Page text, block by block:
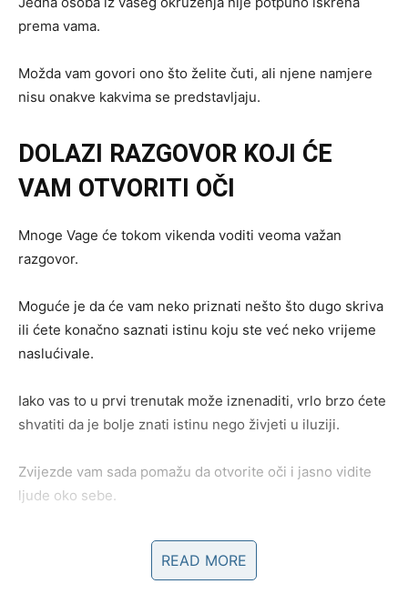
prema vama.
Možda vam govori ono što želite čuti, ali njene namjere
nisu onakve kakvima se predstavljaju.
DOLAZI RAZGOVOR KOJI ĆE
VAM OTVORITI OČI
Mnoge Vage će tokom vikenda voditi veoma važan
razgovor.
Moguće je da će vam neko priznati nešto što dugo skriva
ili ćete konačno saznati istinu koju ste već neko vrijeme
naslućivale.
Iako vas to u prvi trenutak može iznenaditi, vrlo brzo ćete
shvatiti da je bolje znati istinu nego živjeti u iluziji.
Zvijezde vam sada pomažu da otvorite oči i jasno vidite
ljude oko sebe.
READ MORE